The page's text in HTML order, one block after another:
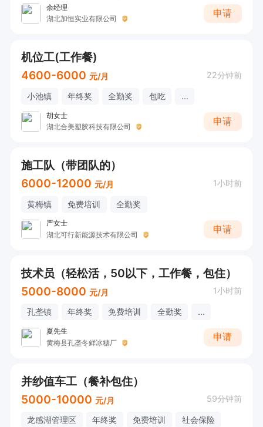
余经理
湖北加恒实业有限公司
申请
机位工(工作餐)
4600-6000 元/月 22分钟前
小池镇 年终奖 全勤奖 包吃 ...
胡女士
湖北合美塑胶科技有限公司
申请
施工队（带团队的）
6000-12000 元/月 1小时前
黄梅镇 免费培训 全勤奖
严女士
湖北可行新能源技术有限公司
申请
技术员（轻松活，50以下，工作餐，包住）
5000-8000 元/月 1小时前
孔垄镇 年终奖 免费培训 全勤奖 ...
夏先生
黄梅县孔垄冬鲜冰糖厂
申请
并纱值车工（餐补包住）
5000-10000 元/月 59分钟前
龙感湖管理区 年终奖 免费培训
社会保险